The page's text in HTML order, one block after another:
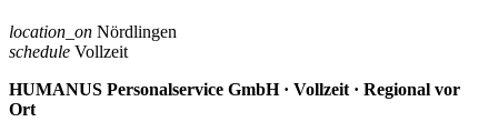
location_on Nördlingen
schedule Vollzeit
HUMANUS Personalservice GmbH · Vollzeit · Regional vor
Ort